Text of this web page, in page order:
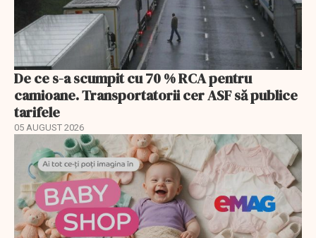
De ce s-a scumpit cu 70 % RCA pentru
camioane. Transportatorii cer ASF să publice
tarifele
05 AUGUST 2026